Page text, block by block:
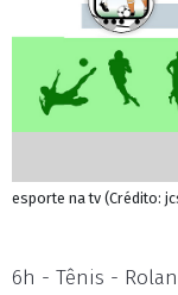
esporte na tv (Crédito:
6h - Tênis -